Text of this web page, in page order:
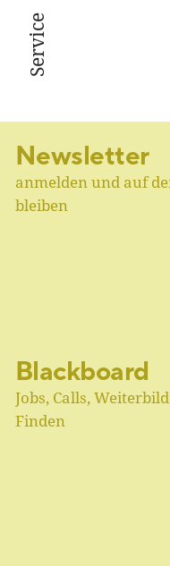
Service
Newsletter
anmelden und auf
bleiben
Blackboard
Jobs, Calls,
Finden